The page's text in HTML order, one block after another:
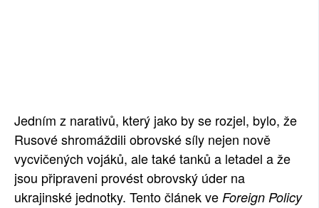
Jedním z narativů, který jako by se rozjel, bylo, že
Rusové shromáždili obrovské síly nejen nově
vycvičených vojáků, ale také tanků a letadel a že
jsou připraveni provést obrovský úder na
ukrajinské jednotky. Tento článek ve Foreign Policy